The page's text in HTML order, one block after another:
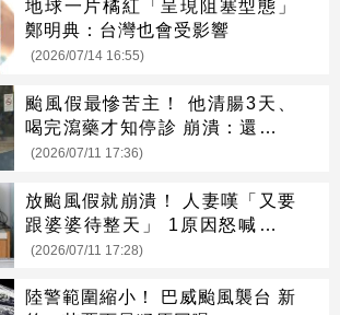
地球一片橘紅「呈現阻塞型態」
鄭明典：台灣也會受影響
(2026/07/14 16:55)
颱風假最慘苦主！ 他清腸3天、
喝完瀉藥才知停診 崩潰：還要重
來一次
(2026/07/11 17:36)
放颱風假就崩潰！ 人妻嘆「又要
跟婆婆待整天」 1原因怒喊：整
個人就是火
(2026/07/11 17:28)
陸警範圍縮小！ 巴威颱風襲台 新